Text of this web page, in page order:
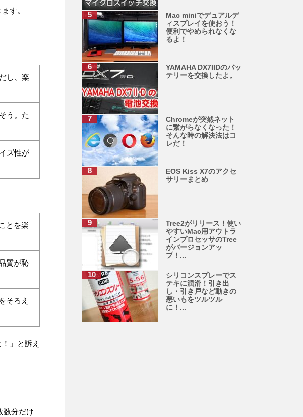
す。
し、楽
う。た
ズ性が
とを楽
質が恥
そろえ
」と訴え
数分だけ
Mac miniでデュアルデ
ィスプレイを使おう！
便利でやめられなくな
るよ！
YAMAHA DX7IIDのバッ
テリーを交換したよ。
Chromeが突然ネット
に繋がらなくなった！
そんな時の解決法はコ
レだ！
EOS Kiss X7のアクセ
サリーまとめ
Tree2がリリース！使い
やすいMac用アウトラ
インプロセッサのTree
がバージョンアッ
プ！...
シリコンスプレーでス
テキに潤滑！引き出
し・引き戸など動きの
悪いもをツルツル
に！...